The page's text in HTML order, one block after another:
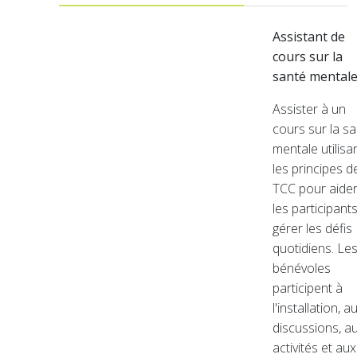
Assistant de
cours sur la
santé mentale
Assister à un
cours sur la
mentale
les principes
TCC pour aider
les
gérer les défis
quotidiens. Les
bénévoles
participent à
l'installation,
discussions,
activités et aux